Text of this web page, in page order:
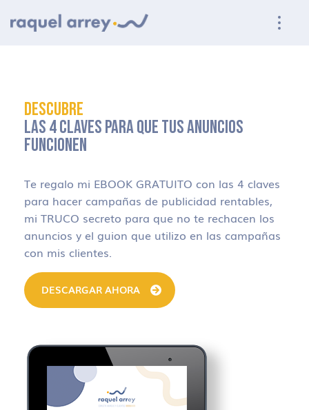
DESCUBRE
LAS 4 CLAVES PARA QUE TUS ANUNCIOS
FUNCIONEN
Te regalo mi EBOOK GRATUITO con las 4 claves
para hacer campañas de publicidad rentables,
mi TRUCO secreto para que no te rechacen los
anuncios y el guion que utilizo en las campañas
con mis clientes.
DESCARGAR AHORA